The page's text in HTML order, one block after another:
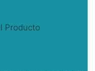
Producto